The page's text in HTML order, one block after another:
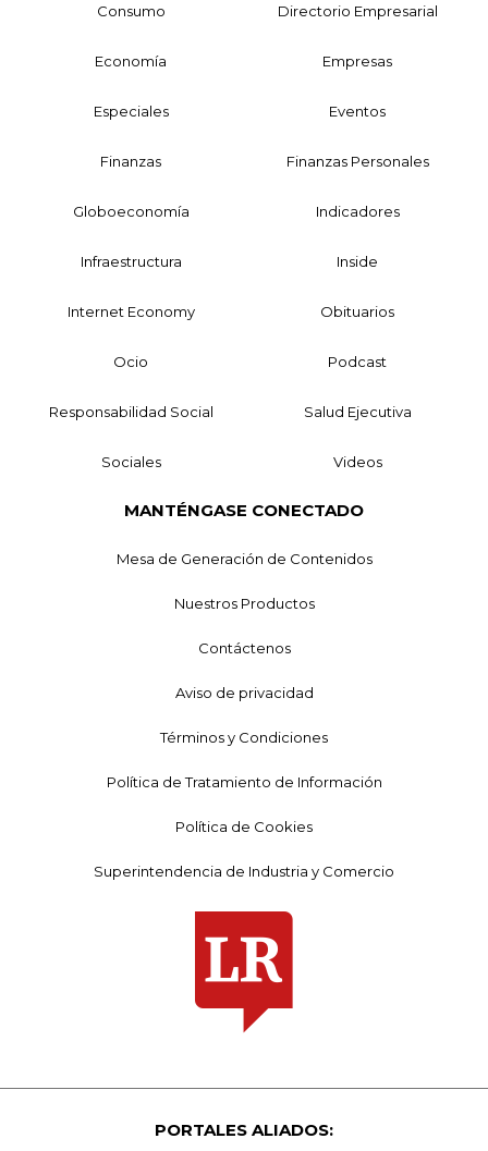
Consumo Directorio Empresarial
Economía Empresas
Especiales Eventos
Finanzas Finanzas Personales
Globoeconomía Indicadores
Infraestructura Inside
Internet Economy Obituarios
Ocio Podcast
Responsabilidad Social Salud Ejecutiva
Sociales Videos
MANTÉNGASE CONECTADO
Mesa de Generación de Contenidos
Nuestros Productos
Contáctenos
Aviso de privacidad
Términos y Condiciones
Política de Tratamiento de Información
Política de Cookies
Superintendencia de Industria y Comercio
PORTALES ALIADOS: